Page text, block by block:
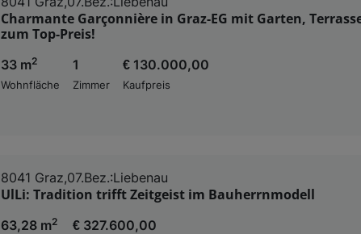
Charmante Garçonnière in Graz-EG mit Garten,
zum Top-Preis!
33 m2
Wohnfläche
1
Zimmer
€ 130.000,00
Kaufpreis
8041 Graz,07.Bez.:Liebenau
UlLi: Tradition trifft Zeitgeist im Bauherrnmodell
63,28 m2
€ 327.600,00